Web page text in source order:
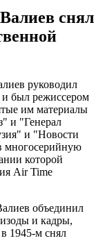
снял
руководил
и был режиссером
им материалы
и "Генерал
и "Новости
многосерийную
которой
Air Time
объединил
и кадры,
1945-м снял